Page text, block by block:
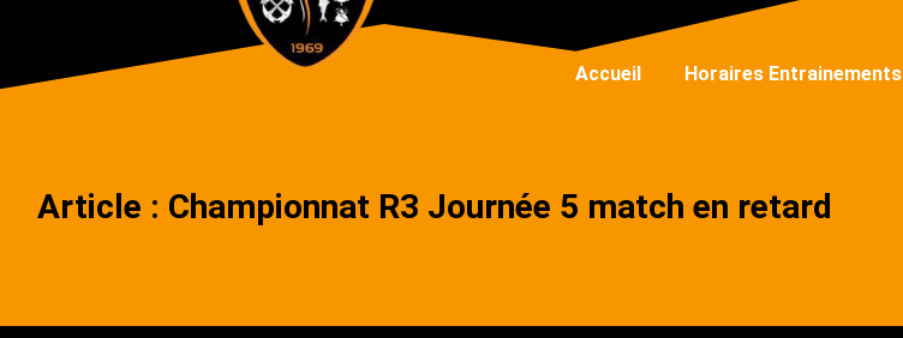
Accueil Horaires Entrainements
Article : Championnat R3 Journée 5 match en retard